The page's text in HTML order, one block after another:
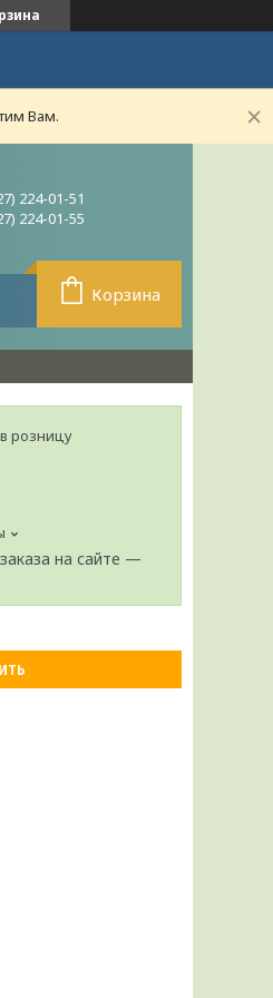
Вам.
224-01-51
224-01-55
Корзина
розницу
на сайте —